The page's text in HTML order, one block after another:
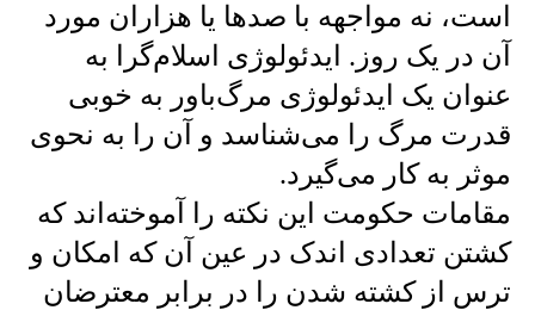
است، نه مواجهه با صد‌ها یا هزاران مورد
آن در یک روز. ایدئولوژی اسلام‌گرا به
عنوان یک ایدئولوژی مرگ‌باور به خوبی
قدرت مرگ را می‌شناسد و آن را به نحوی
موثر به کار می‌گیرد.
مقامات حکومت این نکته را آموخته‌اند که
کشتن تعدادی اندک در عین آن که امکان و
ترس از کشته شدن را در برابر معترضان